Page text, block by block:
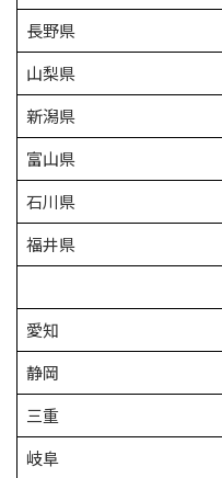
長野県
山梨県
新潟県
富山県
石川県
福井県
愛知
静岡
三重
岐阜